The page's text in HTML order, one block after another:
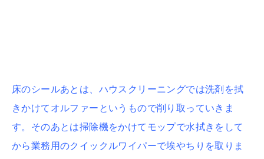
床のシールあとは、ハウスクリーニングでは洗剤を拭
きかけてオルファーというもので削り取っていきま
す。そのあとは掃除機をかけてモップで水拭きをして
から業務用のクイックルワイパーで埃やちりを取りま